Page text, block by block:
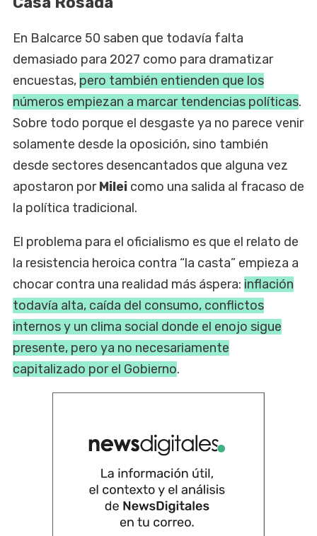
En Balcarce 50 saben que todavía falta
demasiado para 2027 como para dramatizar
encuestas, pero también entienden que los
números empiezan a marcar tendencias políticas.
Sobre todo porque el desgaste ya no parece venir
solamente desde la oposición, sino también
desde sectores desencantados que alguna vez
apostaron porMilei como una salida al fracaso de
la política tradicional.
El problema para el oficialismo es que el relato de
la resistencia heroica contra “la casta” empieza a
chocar contra una realidad más áspera: inflación
todavía alta, caída del consumo, conflictos
internos y un clima social donde el enojo sigue
presente, pero ya no necesariamente
capitalizado por el Gobierno.